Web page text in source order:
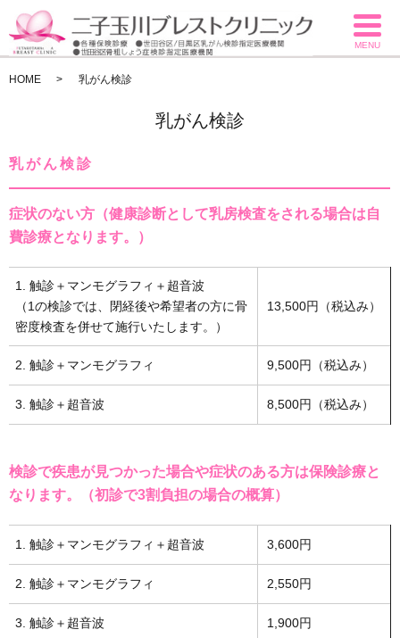
MENU
HOME 乳がん検診
乳がん検診
乳がん検診
症状のない方（健康診断として乳房検査をされる場合は自
費診療となります。）
1. 触診＋マンモグラフィ＋超音波
（1の検診では、閉経後や希望者の方に骨
密度検査を併せて施行いたします。）
13,500円（税込み）
2. 触診＋マンモグラフィ 9,500円（税込み）
3. 触診＋超音波 8,500円（税込み）
検診で疾患が見つかった場合や症状のある方は保険診療と
なります。（初診で3割負担の場合の概算）
1. 触診＋マンモグラフィ＋超音波 3,600円
2. 触診＋マンモグラフィ 2,550円
3. 触診＋超音波 1,900円